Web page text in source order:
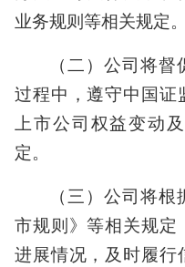
业务规则等相关规定。
（二）公司将
过程中，遵守中国证
上市公司权益变动
定。
（三）公司将
市规则》等相关规定
进展情况，及时履行